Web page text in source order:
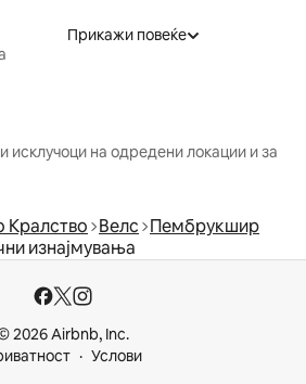
Прикажи повеќе
на одредени локации и за
Кралство Велс Пембрукшир
изнајмувања
2026 Airbnb, Inc.
Услови